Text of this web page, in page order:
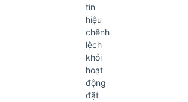
tín
hiệu
chênh
lệch
khỏi
hoạt
động
đặt